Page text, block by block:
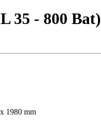
35 - 800 Bat)
1980 mm